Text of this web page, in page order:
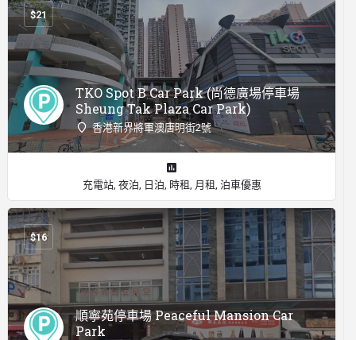
TKO Spot B Car Park (尚德廣場停車場
Sheung Tak Plaza Car Park)
香港新界將軍澳唐明街2號
$21
充電站, 夜泊, 日泊, 時租, 月租, 泊車優惠
順寧苑停車場 Peaceful Mansion Car
Park
$16